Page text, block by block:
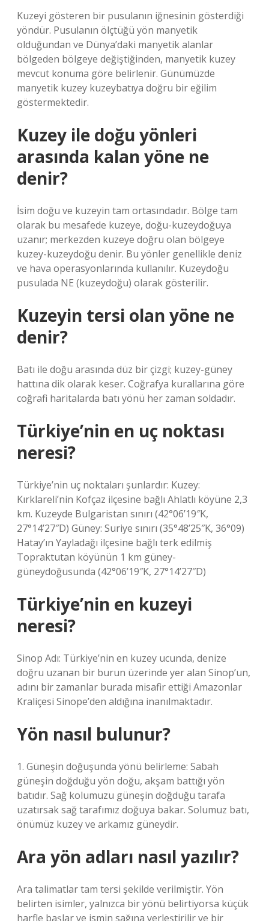
Kuzeyi gösteren bir pusulanın iğnesinin gösterdiği
yöndür. Pusulanın ölçtüğü yön manyetik
olduğundan ve Dünya’daki manyetik alanlar
bölgeden bölgeye değiştiğinden, manyetik kuzey
mevcut konuma göre belirlenir. Günümüzde
manyetik kuzey kuzeybatıya doğru bir eğilim
göstermektedir.
Kuzey ile doğu yönleri
arasında kalan yöne ne
denir?
İsim doğu ve kuzeyin tam ortasındadır. Bölge tam
olarak bu mesafede kuzeye, doğu-kuzeydoğuya
uzanır; merkezden kuzeye doğru olan bölgeye
kuzey-kuzeydoğu denir. Bu yönler genellikle deniz
ve hava operasyonlarında kullanılır. Kuzeydoğu
pusulada NE (kuzeydoğu) olarak gösterilir.
Kuzeyin tersi olan yöne ne
denir?
Batı ile doğu arasında düz bir çizgi; kuzey-güney
hattına dik olarak keser. Coğrafya kurallarına göre
coğrafi haritalarda batı yönü her zaman soldadır.
Türkiye’nin en uç noktası
neresi?
Türkiye’nin uç noktaları şunlardır: Kuzey:
Kırklareli’nin Kofçaz ilçesine bağlı Ahlatlı köyüne 2,3
km. Kuzeyde Bulgaristan sınırı (42°06’19″K,
27°14’27″D) Güney: Suriye sınırı (35°48’25″K, 36°09)
Hatay’ın Yayladağı ilçesine bağlı terk edilmiş
Topraktutan köyünün 1 km güney-
güneydoğusunda (42°06’19″K, 27°14’27″D)
Türkiye’nin en kuzeyi
neresi?
Sinop Adı: Türkiye’nin en kuzey ucunda, denize
doğru uzanan bir burun üzerinde yer alan Sinop’un,
adını bir zamanlar burada misafir ettiği Amazonlar
Kraliçesi Sinope’den aldığına inanılmaktadır.
Yön nasıl bulunur?
1. Güneşin doğuşunda yönü belirleme: Sabah
güneşin doğduğu yön doğu, akşam battığı yön
batıdır. Sağ kolumuzu güneşin doğduğu tarafa
uzatırsak sağ tarafımız doğuya bakar. Solumuz batı,
önümüz kuzey ve arkamız güneydir.
Ara yön adları nasıl yazılır?
Ara talimatlar tam tersi şekilde verilmiştir. Yön
belirten isimler, yalnızca bir yönü belirtiyorsa küçük
harfle başlar ve ismin sağına yerleştirilir ve bir